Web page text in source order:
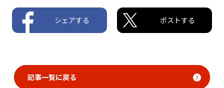
シェアする ポストする
記事一覧に戻る